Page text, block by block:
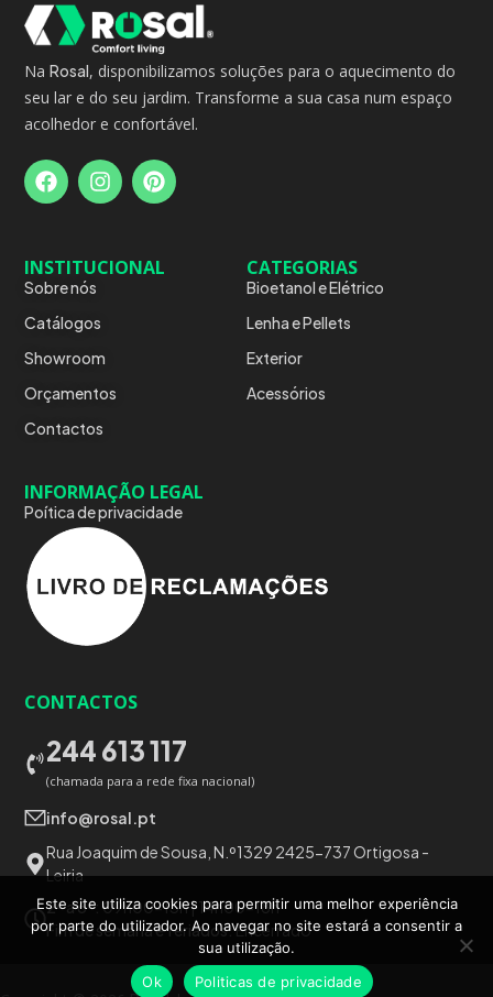
NaRosal, disponibilizamos soluções para o aquecimento do
seu lar e do seu jardim. Transforme a sua casa num espaço
acolhedor e confortável.
INSTITUCIONAL
Sobre nós
Catálogos
Showroom
Orçamentos
Contactos
CATEGORIAS
Bioetanol e Elétrico
Lenha e Pellets
Exterior
Acessórios
INFORMAÇÃO LEGAL
Poítica de privacidade
CONTACTOS
244 613 117
(chamada para a rede fixa nacional)
info@rosal.pt
Rua Joaquim de Sousa, N.º1329 2425-737 Ortigosa -
Leiria
2ª a 6ª: 09h00-13h | 14h00-18h
Fim de semana e feriados:Encerrado
Este site utiliza cookies para permitir uma melhor experiência
por parte do utilizador. Ao navegar no site estará a consentir a
sua utilização.
Ok
Politicas de privacidade